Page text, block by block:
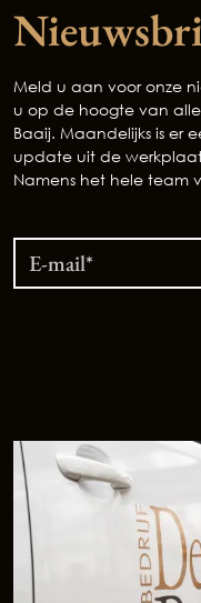
Meld u aan voor onze
u op de hoogte van
Baaij. Maandelijks is er
update uit de
Namens het hele team